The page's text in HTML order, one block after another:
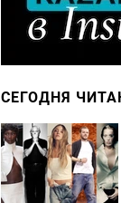
СЕГОДНЯ